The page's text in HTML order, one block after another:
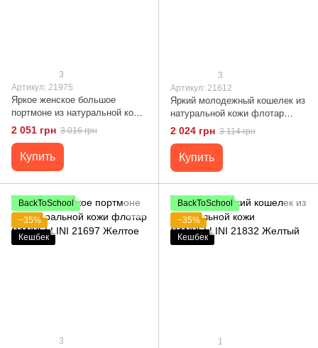
3
Артикул: 21975
Яркое женское большое
портмоне из натуральной кожи
Tony Bellucci 21975 Желтый
2 051 грн 3 016 грн
Купить
3
Артикул: 21612
Яркий молодежный кошелек из
натуральной кожи флотар
CANPELLINI 21612 Лимонный
2 024 грн 3 114 грн
Купить
BackToSchool
−35%
Кешбек
3
BackToSchool
−35%
Кешбек
1